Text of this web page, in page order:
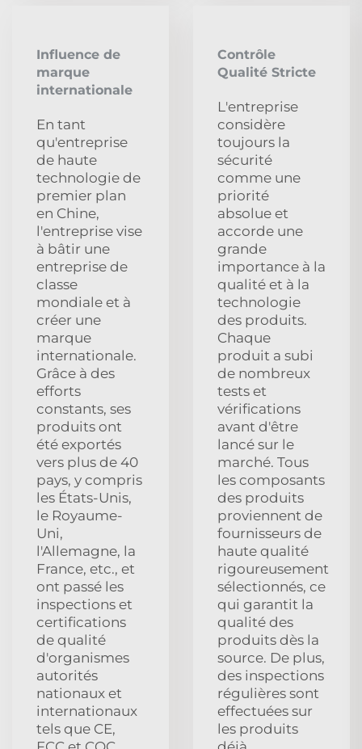
Influence de
marque
internationale
En tant
qu'entreprise
de haute
technologie de
premier plan
en Chine,
l'entreprise vise
à bâtir une
entreprise de
classe
mondiale et à
créer une
marque
internationale.
Grâce à des
efforts
constants, ses
produits ont
été exportés
vers plus de 40
pays, y compris
les États-Unis,
le Royaume-
Uni,
l'Allemagne, la
France, etc., et
ont passé les
inspections et
certifications
de qualité
d'organismes
autorités
nationaux et
internationaux
tels que CE,
Contrôle
Qualité Stricte
L'entreprise
considère
toujours la
sécurité
comme une
priorité
absolue et
accorde une
grande
importance à la
qualité et à la
technologie
des produits.
Chaque
produit a subi
de nombreux
tests et
vérifications
avant d'être
lancé sur le
marché. Tous
les composants
des produits
proviennent de
fournisseurs de
haute qualité
rigoureusement
sélectionnés, ce
qui garantit la
qualité des
produits dès la
source. De plus,
des inspections
régulières sont
effectuées sur
les produits